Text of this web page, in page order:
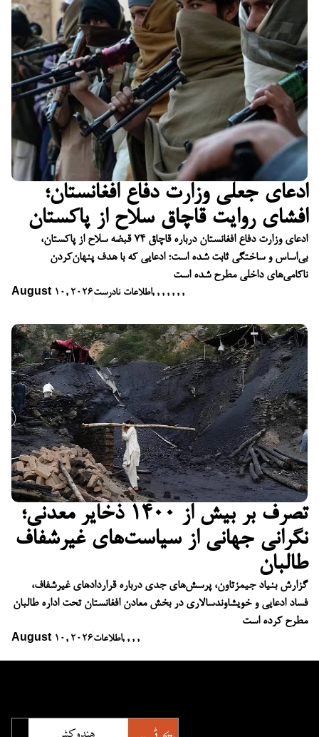
ادعای جعلی وزارت دفاع افغانستان؛
افشای روایت قاچاق سلاح از پاکستان
ادعای وزارت دفاع افغانستان درباره قاچاق ۷۴ قبضه سلاح از پاکستان،
بی‌اساس و ساختگی ثابت شده است؛ ادعایی که با هدف پنهان‌کردن
ناکامی‌های داخلی مطرح شده است
August 10, 2026اطلاعات نادرست, , , , , , ,
تصرف بر بیش از ۱۴۰۰ ذخایر معدنی؛
نگرانی جهانی از سیاست‌های غیرشفاف
طالبان
گزارش بنیاد جیمزتاون، پرسش‌های جدی درباره قراردادهای غیرشفاف،
فساد ادعایی و خویشاوندسالاری در بخش معادن افغانستان تحت اداره طالبان
مطرح کرده است
August 10, 2026اطلاعات, , , ,